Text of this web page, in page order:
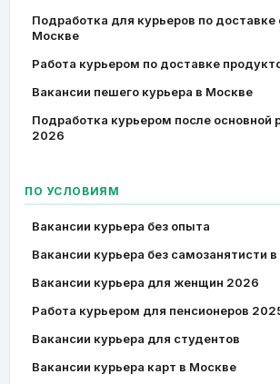
Подработка для курьеров по доставке
Москве
Работа курьером по доставке
Вакансии пешего курьера в Москве
Подработка курьером после основной
2026
ПО УСЛОВИЯМ
Вакансии курьера без опыта
Вакансии курьера без самозанятисти
Вакансии курьера для женщин 2026
Работа курьером для пенсионеров
Вакансии курьера для студентов
Вакансии курьера карт в Москве